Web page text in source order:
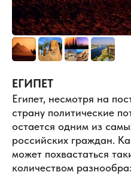
ЕГИПЕТ
Египет, несмотря на
страну политические
остается одним из
российских граждан.
может похвастаться
количеством